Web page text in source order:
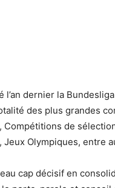
l’an dernier la
des plus grandes
de
Olympiques, entre
cap décisif en